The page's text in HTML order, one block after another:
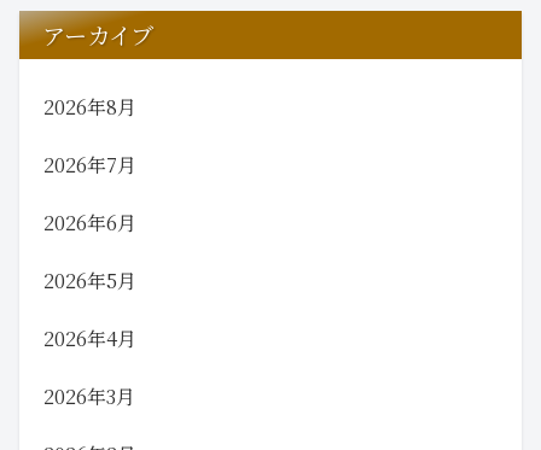
アーカイブ
2026年8月
2026年7月
2026年6月
2026年5月
2026年4月
2026年3月